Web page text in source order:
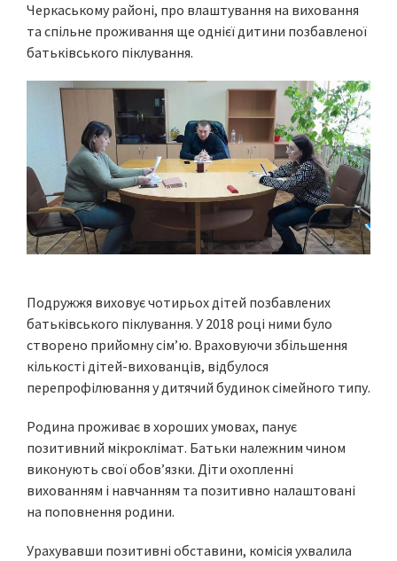
Черкаському районі, про влаштування на виховання
та спільне проживання ще однієї дитини позбавленої
батьківського піклування.
Подружжя виховує чотирьох дітей позбавлених
батьківського піклування. У 2018 році ними було
створено прийомну сім’ю. Враховуючи збільшення
кількості дітей-вихованців, відбулося
перепрофілювання у дитячий будинок сімейного типу.
Родина проживає в хороших умовах, панує
позитивний мікроклімат. Батьки належним чином
виконують свої обов’язки. Діти охопленні
вихованням і навчанням та позитивно налаштовані
на поповнення родини.
Урахувавши позитивні обставини, комісія ухвалила